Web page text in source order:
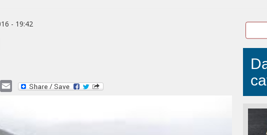
- 19:42
Pinterest
Email